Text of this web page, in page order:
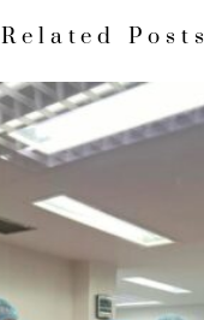
Related Posts